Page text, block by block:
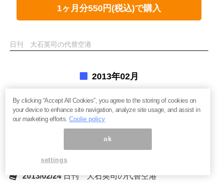
1ヶ月分550円(税込)で購入
日刊 大石英司の代替空港
2013年02月
2013/02/28日刊 大石英司の代替空港
2013/02/27日刊 大石英司の代替空港
日刊 大石英司の代替空港
2013/02/25日刊 大石英司の代替空港
2013/02/24日刊 大石英司の代替空港
By clicking “Accept All Cookies”, you agree to the storing of cookies on
your device to enhance site navigation, analyze site usage, and assist in
our marketing efforts.Coolie policy
ok
settings